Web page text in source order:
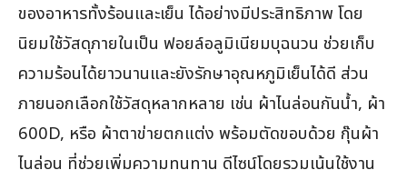
ของอาหารทั้งร้อนและเย็น ได้อย่างมีประสิทธิภาพ โดย
นิยมใช้วัสดุภายในเป็น ฟอยล์อลูมิเนียมบุฉนวน ช่วยเก็บ
ความร้อนได้ยาวนานและยังรักษาอุณหภูมิเย็นได้ดี ส่วน
ภายนอกเลือกใช้วัสดุหลากหลาย เช่น ผ้าไนล่อนกันน้ำ, ผ้า
600D, หรือ ผ้าตาข่ายตกแต่ง พร้อมตัดขอบด้วย กุ๊นผ้า
ไนล่อน ที่ช่วยเพิ่มความทนทาน ดีไซน์โดยรวมเน้นใช้งาน